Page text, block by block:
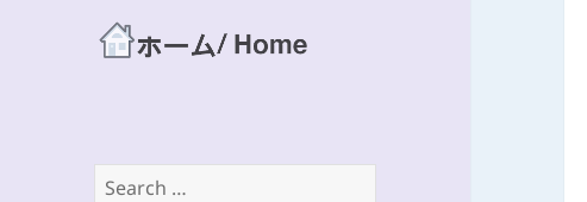
Blog site
Search